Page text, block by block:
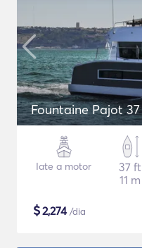
Fountaine Pajot 37
Iate a motor
37 ft
11 m
$2,274/dia